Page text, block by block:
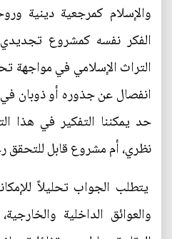
والإسلام كمرجعية دينية
الفكر نفسه كمشروع
التراث الإسلامي في مواجهة
انفصال عن جذوره أو ذوبان في
حد يمكننا التفكير في هذا
نظري، أم مشروع قابل للتحقق
يتطلب الجواب تحليلاً
والعوائق الداخلية